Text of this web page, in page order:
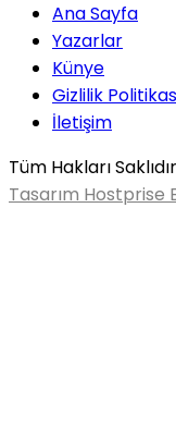
Ana Sayfa
Yazarlar
Künye
Gizlilik
İletişim
Tüm Hakları
Tasarım Hostprise